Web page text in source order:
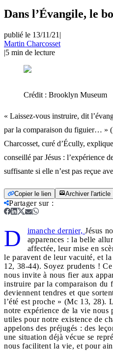
Dans l’Évangile, le
publié le 13/11/21 |
Martin Charcosset
|5 min de lecture
Crédit : Brooklyn Museum
« Laissez-vous instruire, dit
par la comparaison du figuier… »
Charcosset, curé d’Écully,
conseillé par Jésus : l’expérience
suffisante si elle n’est pas reçue
Copier le lien Archiver l'article
Partager sur:
D imanche dernier, Jésus
apparences : la belle
affectée, leur mise en
le paravent de leur vacuité, et
12, 38-44). Soyez prudents !
nous invite à nous fier aux
instruire par la comparaison du
deviennent tendres et que
l’été est proche » (Mc 13, 28).
notre expérience de la vie nous
utiles pour notre existence de
appelons des préjugés : des
une situation déjà vécue se
nous facilitent la vie, et pour